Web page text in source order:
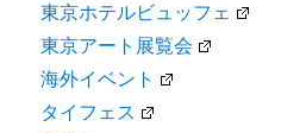
東京ホテルビュッフェ
東京アート展覧会
海外イベント
タイフェス